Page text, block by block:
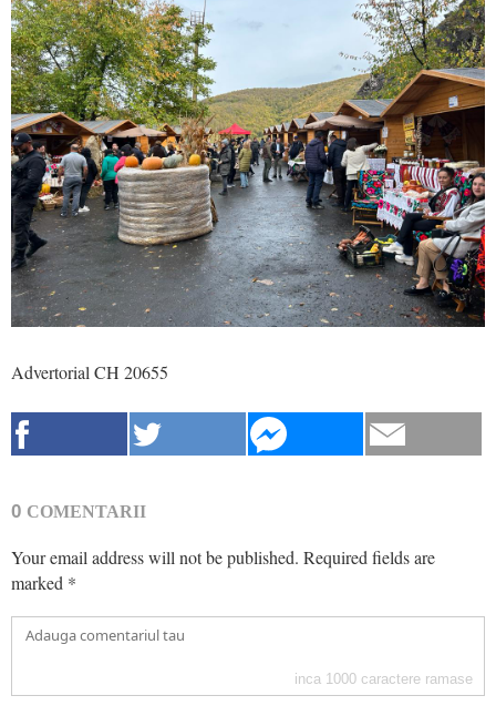
Advertorial CH 20655
0 COMENTARII
Your email address will not be published. Required fields are
marked *
inca 1000 caractere ramase